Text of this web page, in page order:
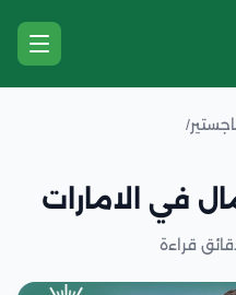
/
في الامارات